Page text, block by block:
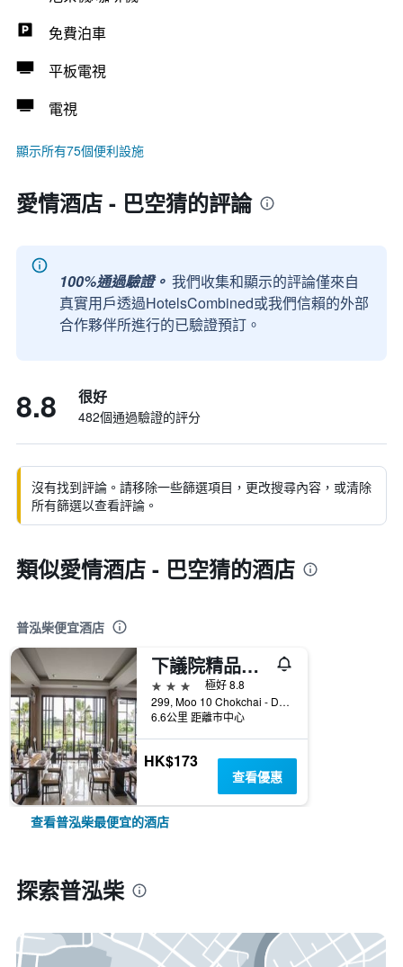
免費泊車
平板電視
電視
顯示所有75個便利設施
愛情酒店 - 巴空猜的評論
100%通過驗證。 我們收集和顯示的評論僅來自
真實用戶透過HotelsCombined或我們信賴的外部
合作夥伴所進行的已驗證預訂。
8.8 很好
482個通過驗證的評分
沒有找到評論。請移除一些篩選項目，更改搜尋內容，或清除
所有篩選以查看評論。
類似愛情酒店 - 巴空猜的酒店
普泓柴便宜酒店
下議院精品飯店
3星級
極好 8.8
299, Moo 10 Chokchai - Dej UDom Rd., 普泓柴, 泰國
6.6公里 距離市中心
HK$173
查看優惠
查看普泓柴最便宜的酒店
探索普泓柴